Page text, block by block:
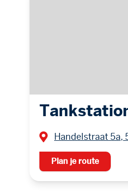
Handelstraat 5a,
Plan je route